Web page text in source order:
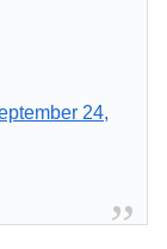
24,